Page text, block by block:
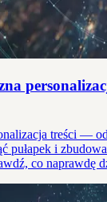
treści —
pułapek i
co naprawdę